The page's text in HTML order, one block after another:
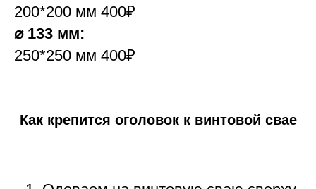
200*200 мм 400₽
⌀ 133 мм:
250*250 мм 400₽
Как крепится оголовок к винтовой свае